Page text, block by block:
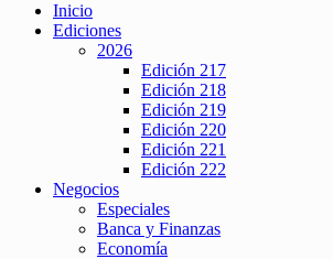
Inicio
Ediciones
2026
Edición 217
Edición 218
Edición 219
Edición 220
Edición 221
Edición 222
Negocios
Especiales
Banca y Finanzas
Economía